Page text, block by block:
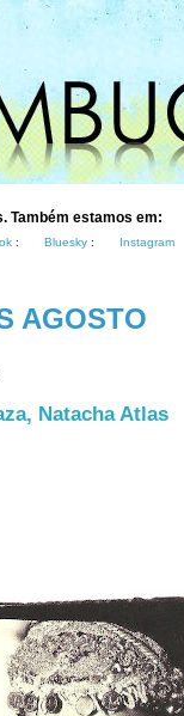
Também estamos em:
: Bluesky : Instagram
AGOSTO
Natacha Atlas